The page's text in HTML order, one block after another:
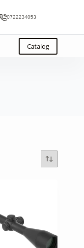
0722234053
Catalog